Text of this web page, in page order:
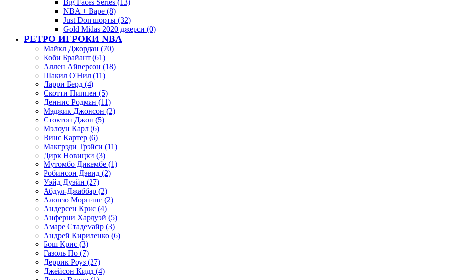
Big Faces Series (13)
NBA + Bape (8)
Just Don шорты (32)
Gold Midas 2020 джерси (0)
РЕТРО ИГРОКИ NBA
Майкл Джордан (70)
Коби Брайант (61)
Аллен Айверсон (18)
Шакил О'Нил (11)
Ларри Берд (4)
Скотти Пиппен (5)
Деннис Родман (11)
Мэджик Джонсон (2)
Стоктон Джон (5)
Мэлоун Карл (6)
Винс Картер (6)
Макгрэди Трэйси (11)
Дирк Новицки (3)
Мутомбо Дикембе (1)
Робинсон Дэвид (2)
Уэйд Дуэйн (27)
Абдул-Джаббар (2)
Алонзо Морнинг (2)
Андерсен Крис (4)
Анферни Xардуэй (5)
Амаре Стадемайр (3)
Андрей Кириленко (6)
Бош Крис (3)
Газоль По (7)
Деррик Роуз (27)
Джейсон Кидд (4)